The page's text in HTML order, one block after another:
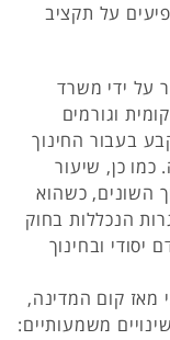
על תקציב
על ידי משרד
וגורמים
בעבור החינוך
כמו כן, שיעור
השונים, כשהוא
הנכללות בחוק
יסודי ובחינוך
מאז קום המדינה,
משמעותיים: